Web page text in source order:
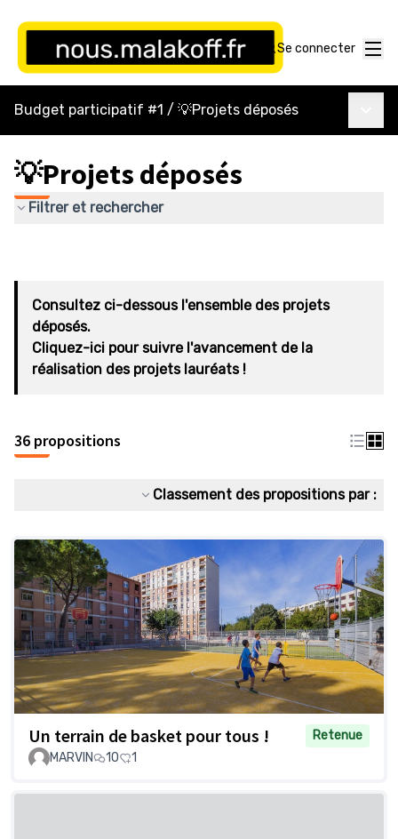
Se connecter
Budget participatif #1 / 💡Projets déposés
💡Projets déposés
Filtrer et rechercher
Consultez ci-dessous l'ensemble des projets
déposés.
Cliquez-ici pour suivre l'avancement de la
réalisation des projets lauréats !
36 propositions
Classement des propositions par :
Un terrain de basket pour tous !
Retenue
MARVIN
10 1